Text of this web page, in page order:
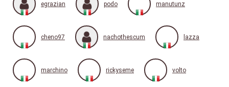
egrazian podo manutunz
cheno97 nachothescum lazza
marchino rickyseme volto